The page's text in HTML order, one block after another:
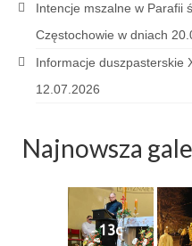
Uroczystość
Wizytacja
Boże Ciało 2020
MIŁOSIERDZIA
Opłatek
Galerie 2019
Intencje mszalne w Parafii
Częstochowie w dniach
Informacje duszpasterskie
12.07.2026
Najnowsza
13c